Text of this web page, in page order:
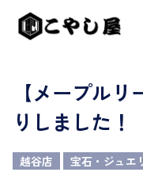
【メープル
りしました！
越谷店 宝石・ジュエ